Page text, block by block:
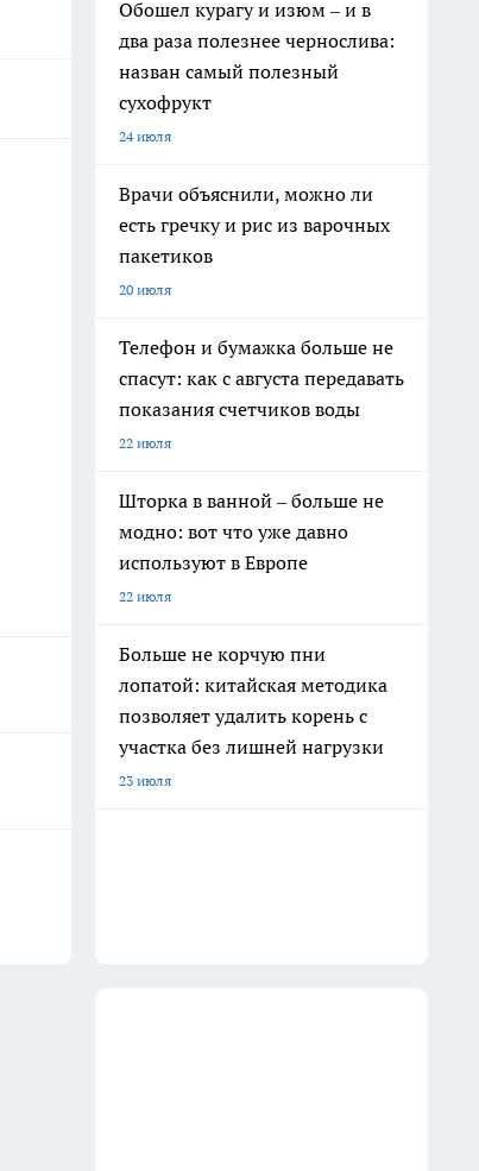
Обошел курагу и изюм – и в
два раза полезнее чернослива:
назван самый полезный
сухофрукт
24 июля
Врачи объяснили, можно ли
есть гречку и рис из варочных
пакетиков
20 июля
Телефон и бумажка больше не
спасут: как с августа передавать
показания счетчиков воды
22 июля
Шторка в ванной – больше не
модно: вот что уже давно
используют в Европе
22 июля
Больше не корчую пни
лопатой: китайская методика
позволяет удалить корень с
участка без лишней нагрузки
23 июля